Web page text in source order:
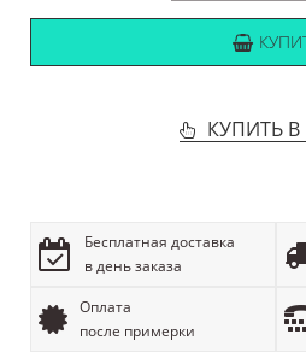
КУПИТЬ В
Бесплатная доставка
в день заказа
Оплата
после примерки